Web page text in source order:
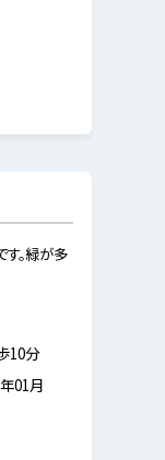
。緑が多
10分
01月